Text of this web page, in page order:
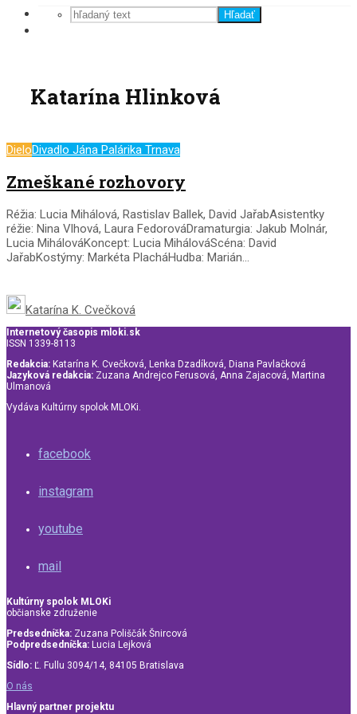
Hľadať
Katarína Hlinková
DieloDivadlo Jána Palárika Trnava
Zmeškané rozhovory
Réžia: Lucia Mihálová, Rastislav Ballek, David JařabAsistentky
réžie: Nina Vlhová, Laura FedorováDramaturgia: Jakub Molnár,
Lucia MihálováKoncept: Lucia MihálováScéna: David
JařabKostýmy: Markéta PlacháHudba: Marián...
Katarína K. Cvečková
Internetový časopis mloki.sk
ISSN 1339-8113
Redakcia: Katarína K. Cvečková, Lenka Dzadíková, Diana Pavlačková
Jazyková redakcia: Zuzana Andrejco Ferusová, Anna Zajacová, Martina
Ulmanová
Vydáva Kultúrny spolok MLOKi.
facebook
instagram
youtube
mail
Kultúrny spolok MLOKi
občianske združenie
Predsedníčka: Zuzana Poliščák Šnircová
Podpredsedníčka: Lucia Lejková
Sídlo: Ľ. Fullu 3094/14, 84105 Bratislava
O nás
Hlavný partner projektu